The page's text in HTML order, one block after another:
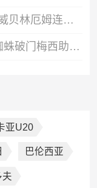
晋级四强！英格兰加时2-1挪威贝林厄姆连场双响谢尔德鲁普破门
阿根廷加时3-1瑞士进4强小蜘蛛破门梅西助攻麦卡恩博洛假摔染红
亚U20
巴伦西亚
夫